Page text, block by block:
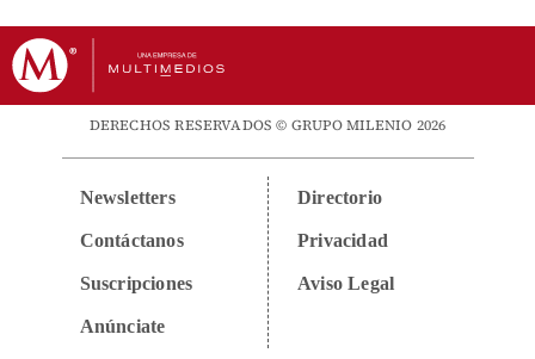
DERECHOS RESERVADOS © GRUPO MILENIO 2026
Newsletters
Contáctanos
Suscripciones
Anúnciate
Directorio
Privacidad
Aviso Legal